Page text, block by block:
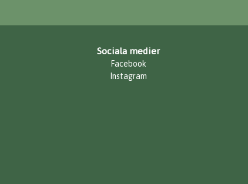
Sociala medier
Facebook
Instagram